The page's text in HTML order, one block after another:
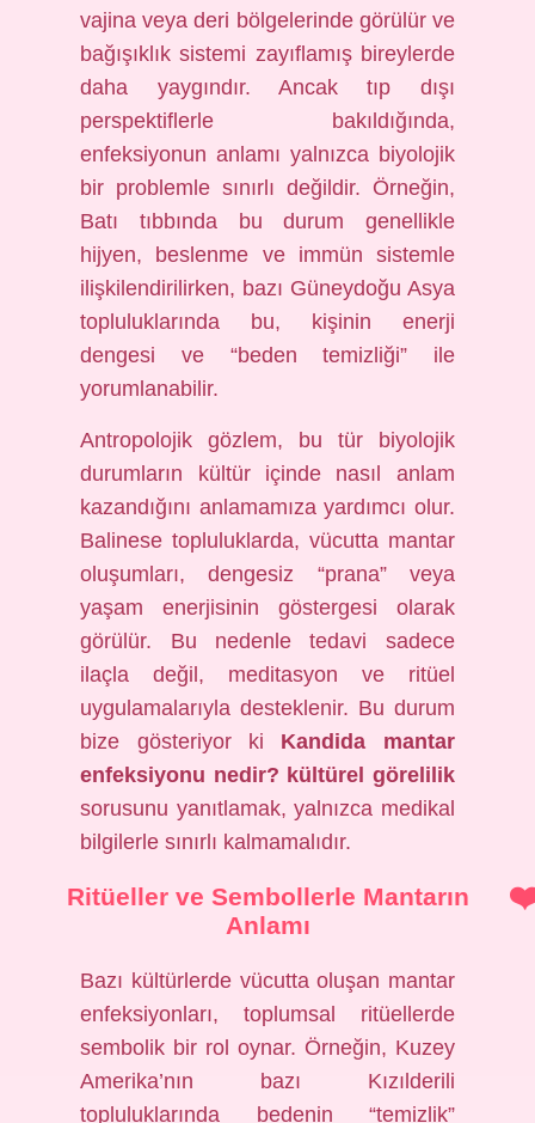
vajina veya deri bölgelerinde görülür ve
bağışıklık sistemi zayıflamış bireylerde
daha yaygındır. Ancak tıp dışı
perspektiflerle bakıldığında,
enfeksiyonun anlamı yalnızca biyolojik
bir problemle sınırlı değildir. Örneğin,
Batı tıbbında bu durum genellikle
hijyen, beslenme ve immün sistemle
ilişkilendirilirken, bazı Güneydoğu Asya
topluluklarında bu, kişinin enerji
dengesi ve “beden temizliği” ile
yorumlanabilir.
Antropolojik gözlem, bu tür biyolojik
durumların kültür içinde nasıl anlam
kazandığını anlamamıza yardımcı olur.
Balinese topluluklarda, vücutta mantar
oluşumları, dengesiz “prana” veya
yaşam enerjisinin göstergesi olarak
görülür. Bu nedenle tedavi sadece
ilaçla değil, meditasyon ve ritüel
uygulamalarıyla desteklenir. Bu durum
bize gösteriyor ki Kandida mantar
enfeksiyonu nedir? kültürel görelilik
sorusunu yanıtlamak, yalnızca medikal
bilgilerle sınırlı kalmamalıdır.
Ritüeller ve Sembollerle Mantarın
Anlamı
Bazı kültürlerde vücutta oluşan mantar
enfeksiyonları, toplumsal ritüellerde
sembolik bir rol oynar. Örneğin, Kuzey
Amerika’nın bazı Kızılderili
topluluklarında bedenin “temizlik”